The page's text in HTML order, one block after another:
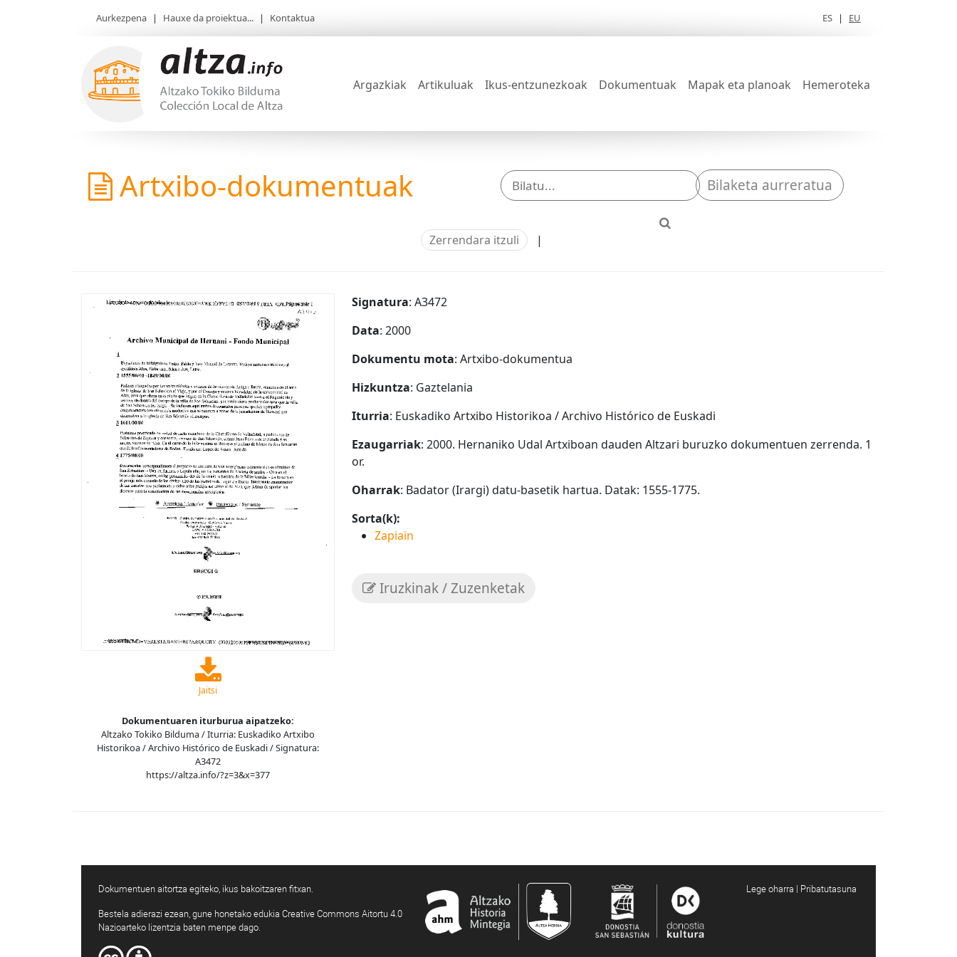
Aurkezpena | Hauxe da proiektua... | Kontaktua ES | EU
Argazkiak Artikuluak Ikus-entzunezkoak Dokumentuak Mapak eta planoak Hemeroteka
Artxibo-dokumentuak Bilaketa aurreratua
Zerrendara itzuli |
Jaitsi
Dokumentuaren iturburua aipatzeko:
Altzako Tokiko Bilduma / Iturria: Euskadiko Artxibo
Historikoa / Archivo Histórico de Euskadi / Signatura:
A3472
https://altza.info/?z=3&x=377
Signatura: A3472
Data: 2000
Dokumentu mota: Artxibo-dokumentua
Hizkuntza: Gaztelania
Iturria: Euskadiko Artxibo Historikoa / Archivo Histórico de Euskadi
Ezaugarriak: 2000. Hernaniko Udal Artxiboan dauden Altzari buruzko dokumentuen zerrenda. 1
or.
Oharrak: Badator (Irargi) datu-basetik hartua. Datak: 1555-1775.
Sorta(k):
Zapiain
Iruzkinak / Zuzenketak
Dokumentuen aitortza egiteko, ikus bakoitzaren fitxan.
Bestela adierazi ezean, gune honetako edukia Creative Commons Aitortu 4.0
Nazioarteko lizentzia baten menpe dago.
Lege oharra | Pribatutasuna